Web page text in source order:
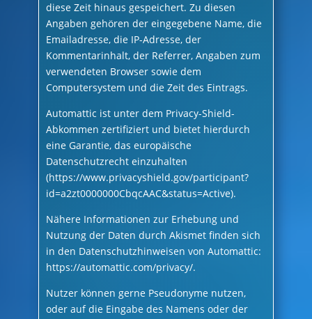
diese Zeit hinaus gespeichert. Zu diesen
Angaben gehören der eingegebene Name, die
Emailadresse, die IP-Adresse, der
Kommentarinhalt, der Referrer, Angaben zum
verwendeten Browser sowie dem
Computersystem und die Zeit des Eintrags.
Automattic ist unter dem Privacy-Shield-
Abkommen zertifiziert und bietet hierdurch
eine Garantie, das europäische
Datenschutzrecht einzuhalten
(https://www.privacyshield.gov/participant?
id=a2zt0000000CbqcAAC&status=Active).
Nähere Informationen zur Erhebung und
Nutzung der Daten durch Akismet finden sich
in den Datenschutzhinweisen von Automattic:
https://automattic.com/privacy/.
Nutzer können gerne Pseudonyme nutzen,
oder auf die Eingabe des Namens oder der